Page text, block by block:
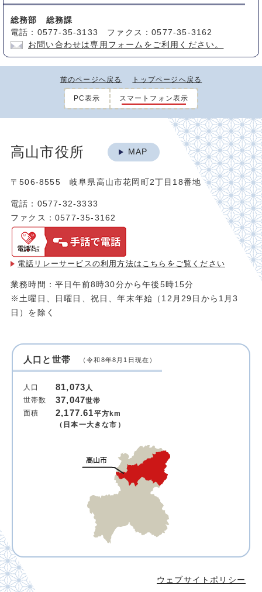
総務部 総務課
電話：0577-35-3133 ファクス：0577-35-3162
お問い合わせは専用フォームをご利用ください。
前のページへ戻る トップページへ戻る
PC表示 スマートフォン表示
高山市役所 MAP
〒506-8555 岐阜県高山市花岡町2丁目18番地
電話：0577-32-3333
ファクス：0577-35-3162
電話リレーサービスの利用方法は こちらをご覧ください
業務時間：平日午前8時30分から午後5時15分
※土曜日、日曜日、祝日、年末年始（12月29日から1月3
日）を除く
人口と世帯 （令和8年8月1日現在）
人口 81,073人
世帯数
37,047世帯
面積
2,177.61平方km
（日本一大きな市）
ウェブサイトポリシー